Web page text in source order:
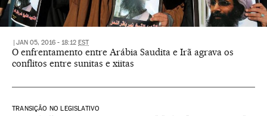
JAN 05, 2016 - 18:12 EST
O enfrentamento entre Arábia Saudita e Irã agrava os
conflitos entre sunitas e xiitas
TRANSIÇÃO NO LEGISLATIVO